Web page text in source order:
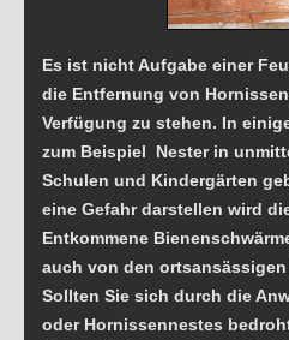
Es ist nicht Aufgabe einer
die Entfernung von
Verfügung zu stehen. In
zum Beispiel Nester in
Schulen und Kindergärten
eine Gefahr darstellen wird
Entkommene
auch von den
Sollten Sie sich durch die
oder Hornissennestes